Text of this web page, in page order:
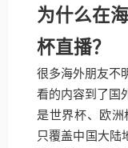
为什么在
杯直播？
很多海外朋友不
看的内容到了国
是世界杯、欧
只覆盖中国大陆